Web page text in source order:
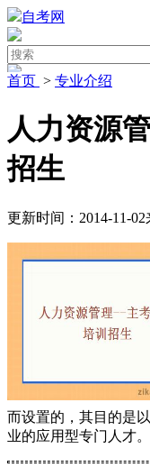
自考网
首页 > 专业介绍
人力资源
招生
更新时间：2014-11-02
而设置的，其目的是
业的应用型专门人才。